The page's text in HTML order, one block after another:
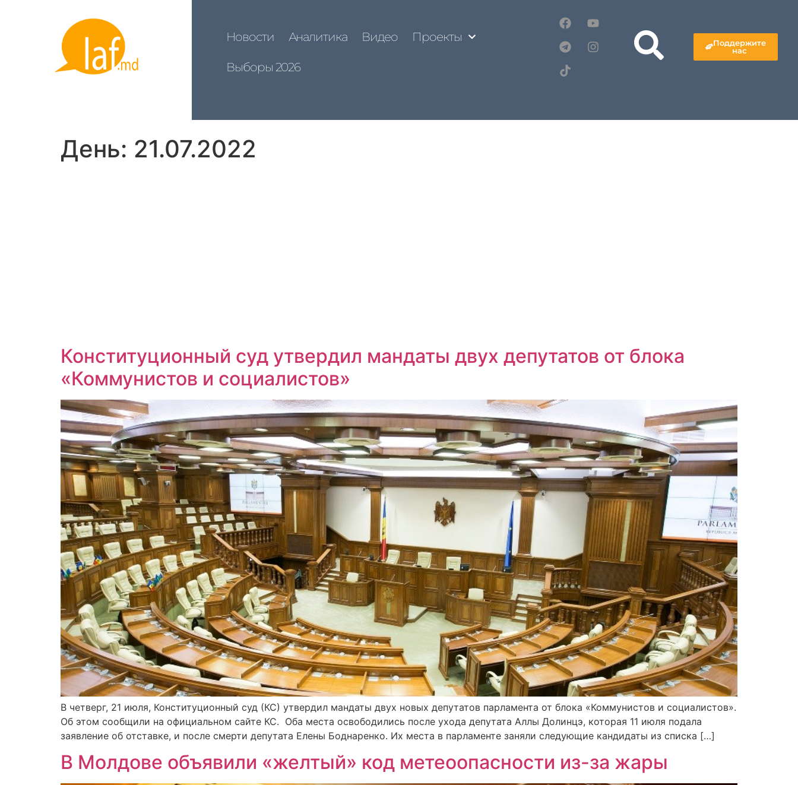
Новости Аналитика Видео Проекты
Выборы 2026
Поддержите
нас
День: 21.07.2022
Конституционный суд утвердил мандаты двух депутатов от блока
«Коммунистов и социалистов»
В четверг, 21 июля, Конституционный суд (КС) утвердил мандаты двух новых депутатов парламента от блока «Коммунистов и социалистов».
Об этом сообщили на официальном сайте КС. Оба места освободились после ухода депутата Аллы Долинцэ, которая 11 июля подала
заявление об отставке, и после смерти депутата Елены Боднаренко. Их места в парламенте заняли следующие кандидаты из списка […]
В Молдове объявили «желтый» код метеоопасности из-за жары